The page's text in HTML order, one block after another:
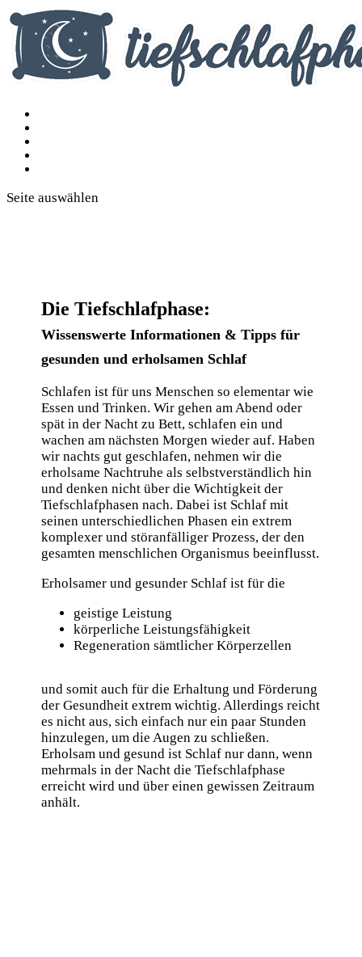
Seite auswählen
Die Tiefschlafphase:
Wissenswerte Informationen & Tipps für
gesunden und erholsamen Schlaf
Schlafen ist für uns Menschen so elementar wie
Essen und Trinken. Wir gehen am Abend oder
spät in der Nacht zu Bett, schlafen ein und
wachen am nächsten Morgen wieder auf. Haben
wir nachts gut geschlafen, nehmen wir die
erholsame Nachtruhe als selbstverständlich hin
und denken nicht über die Wichtigkeit der
Tiefschlafphasen nach. Dabei ist Schlaf mit
seinen unterschiedlichen Phasen ein extrem
komplexer und störanfälliger Prozess, der den
gesamten menschlichen Organismus beeinflusst.
Erholsamer und gesunder Schlaf ist für die
geistige Leistung
körperliche Leistungsfähigkeit
Regeneration sämtlicher Körperzellen
und somit auch für die Erhaltung und Förderung
der Gesundheit extrem wichtig. Allerdings reicht
es nicht aus, sich einfach nur ein paar Stunden
hinzulegen, um die Augen zu schließen.
Erholsam und gesund ist Schlaf nur dann, wenn
mehrmals in der Nacht die Tiefschlafphase
erreicht wird und über einen gewissen Zeitraum
anhält.